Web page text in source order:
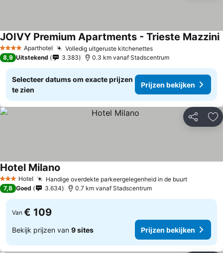
4 SterrenAparthotel Volledig uitgeruste kitchenettes
JOIVY Premium Apartments - Trieste Mazzini
8,9 Uitstekend 3.383 0.3 km vanaf Stadscentrum
Selecteer datums om exacte prijzen
te zien
Prijzen bekijken
Delen
3 SterrenHotel Handige overdekte parkeergelegenheid in de buurt
Hotel Milano
7,8 Goed 3.634 0.7 km vanaf Stadscentrum
Van € 109
Bekijk prijzen van 9 sites Prijzen bekijken